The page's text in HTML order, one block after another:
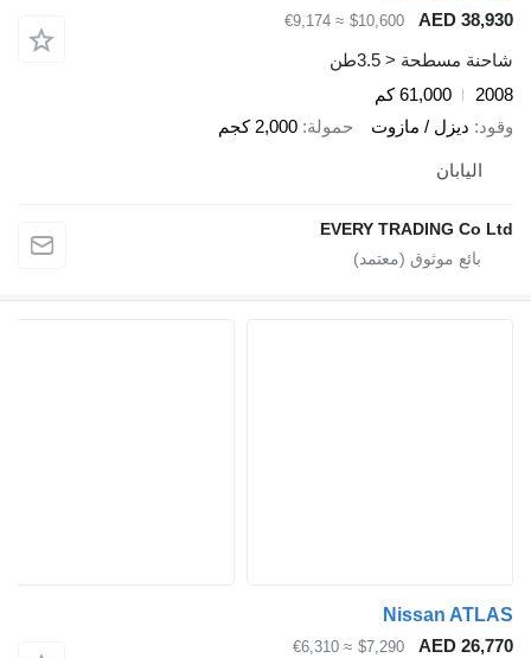
AED
$10,600
≈ €9,174
مسطحة < 3.5طن
61,000 كم
ديزل / مازوت حمولة 2,000 كجم
اليابان
EVERY TRADING Co
Nissan
AED
$7,290
≈ €6,310